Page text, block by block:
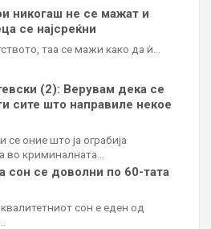
никогаш не се мажат и
се најсреќни
таа се мажи како да ѝ…
(2): Верувам дека се
сите што направиле некое
се оние што ја ограбија
во криминалната…
сон се доволни по 60-тата
сон е еден од